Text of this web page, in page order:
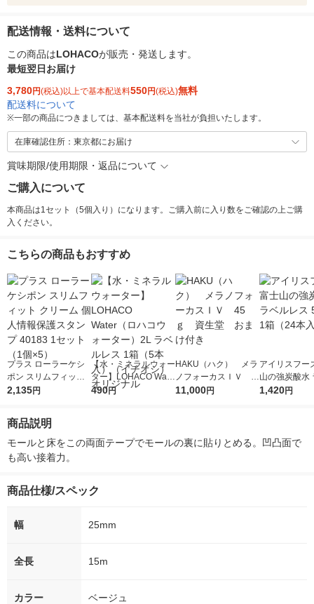
配送情報・送料について
この商品はLOHACOが販売・発送します。
最短翌日お届け
3,780円(税込)以上で基本配送料550円(税込)無料
配送料について
※一部の商品につきましては、基本配送料を当社が負担いたします。
在庫確認住所：東京都にお届け
賞味期限/使用期限・返品について
ご購入について
本商品は1セット（5個入り）になります。ご購入前に入り数をご確認の上ご購
入ください。
こちらの商品もおすすめ
プラス ローラーケシ
ポン スリムフィット
クリーム 個人情報保
2,135円
【水・ミネラルウォー
ター】LOHACO Wate
r（ロハコウォータ
490円
HAKU（ハク） メラ
ノフォーカスＩＶ 4
5ｇ 資生堂 おまけ
11,000円
アイリスフー
山の強炭酸水
レス 500ml 1
1,420円
商品説明
モールと床をこの両面テープでモールの裏に貼りとめる。凹凸面で
も高い接着力。
商品仕様/スペック
幅 25mm
全長 15m
カラー ベージュ